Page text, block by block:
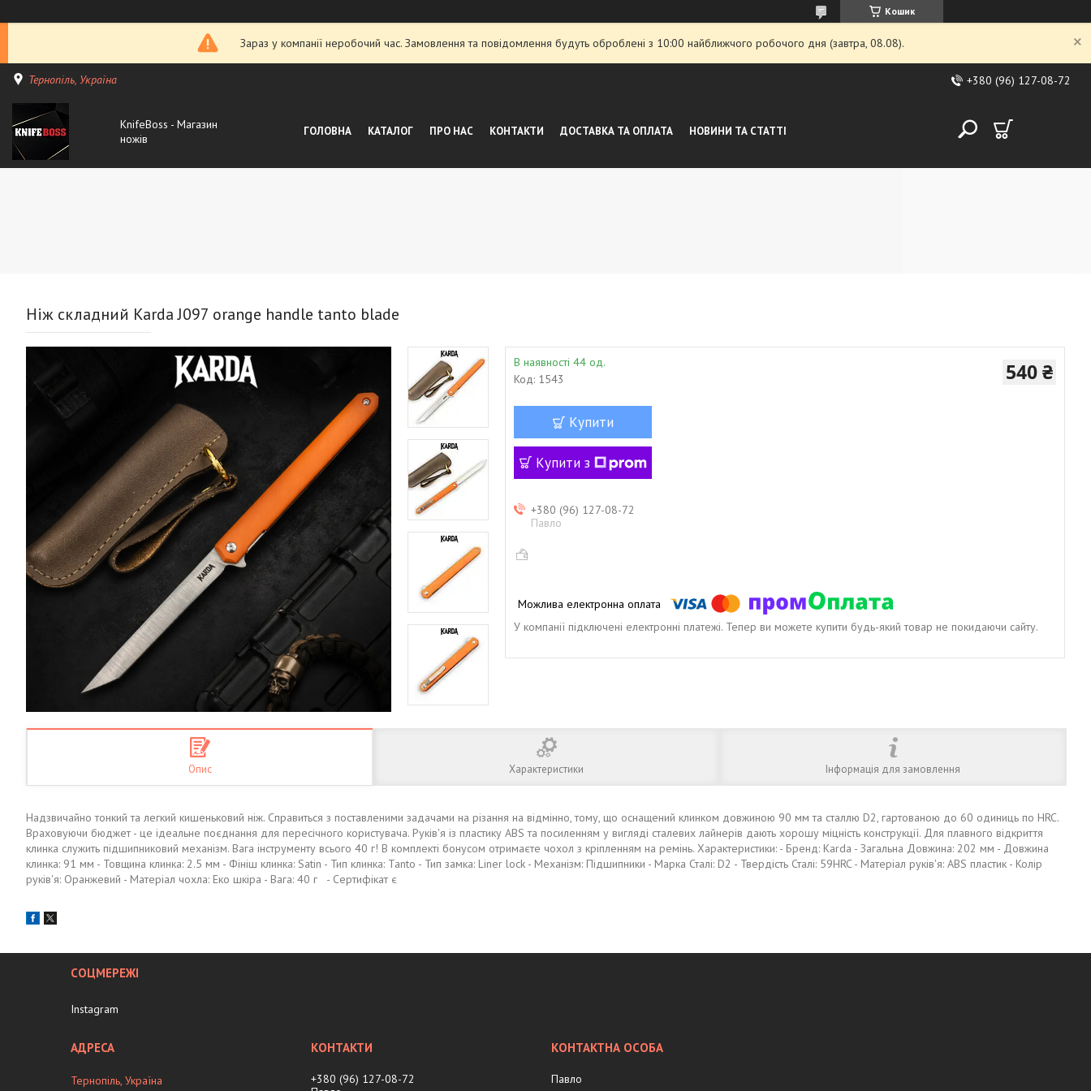
Кошик
Зараз у компанії неробочий час. Замовлення та повідомлення будуть оброблені з 10:00 найближчого робочого дня (завтра, 08.08).
Тернопіль, Україна +380 (96) 127-08-72
KnifeBoss - Магазин
ножів
ГОЛОВНА КАТАЛОГ ПРО НАС КОНТАКТИ ДОСТАВКА ТА ОПЛАТА НОВИНИ ТА СТАТТІ
Ніж складний Karda J097 orange handle tanto blade
В наявності 44 од.
Код: 1543 540 ₴
Купити
Купити з
+380 (96) 127-08-72
Павло
У компанії підключені електронні платежі. Тепер ви можете купити будь-який товар не покидаючи сайту.
Опис Характеристики Інформація для замовлення
Надзвичайно тонкий та легкий кишеньковий ніж. Справиться з поставленими задачами на різання на відмінно, тому, що оснащений клинком довжиною 90 мм та сталлю D2, гартованою до 60 одиниць по HRC.
Враховуючи бюджет - це ідеальне поєднання для пересічного користувача. Руків'я із пластику ABS та посиленням у вигляді сталевих лайнерів дають хорошу міцність конструкції. Для плавного відкриття
клинка служить підшипниковий механізм. Вага інструменту всього 40 г! В комплекті бонусом отримаєте чохол з кріпленням на ремінь. Характеристики: - Бренд: Karda - Загальна Довжина: 202 мм - Довжина
клинка: 91 мм - Товщина клинка: 2.5 мм - Фініш клинка: Satin - Тип клинка: Tanto - Тип замка: Liner lock - Механізм: Підшипники - Марка Сталі: D2 - Твердість Сталі: 59HRC - Матеріал руків'я: ABS пластик - Колір
руків'я: Оранжевий - Матеріал чохла: Еко шкіра - Вага: 40 г - Сертифікат є
СОЦМЕРЕЖІ
Instagram
Тернопіль, Україна
+380 (96) 127-08-72
Павло